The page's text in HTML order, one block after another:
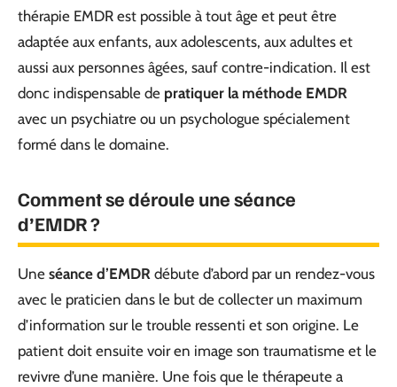
thérapie EMDR est possible à tout âge et peut être
adaptée aux enfants, aux adolescents, aux adultes et
aussi aux personnes âgées, sauf contre-indication. Il est
donc indispensable de pratiquer la méthode EMDR
avec un psychiatre ou un psychologue spécialement
formé dans le domaine.
Comment se déroule une séance
d’EMDR ?
Une séance d’EMDR débute d’abord par un rendez-vous
avec le praticien dans le but de collecter un maximum
d’information sur le trouble ressenti et son origine. Le
patient doit ensuite voir en image son traumatisme et le
revivre d’une manière. Une fois que le thérapeute a